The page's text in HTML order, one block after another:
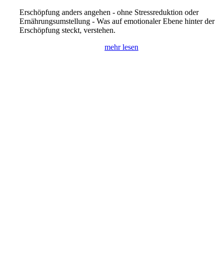
Erschöpfung anders angehen - ohne Stressreduktion oder
Ernährungsumstellung - Was auf emotionaler Ebene hinter der
Erschöpfung steckt, verstehen.
mehr lesen